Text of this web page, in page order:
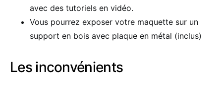
avec des tutoriels en vidéo.
Vous pourrez exposer votre maquette sur un
support en bois avec plaque en métal (inclus)
Les inconvénients